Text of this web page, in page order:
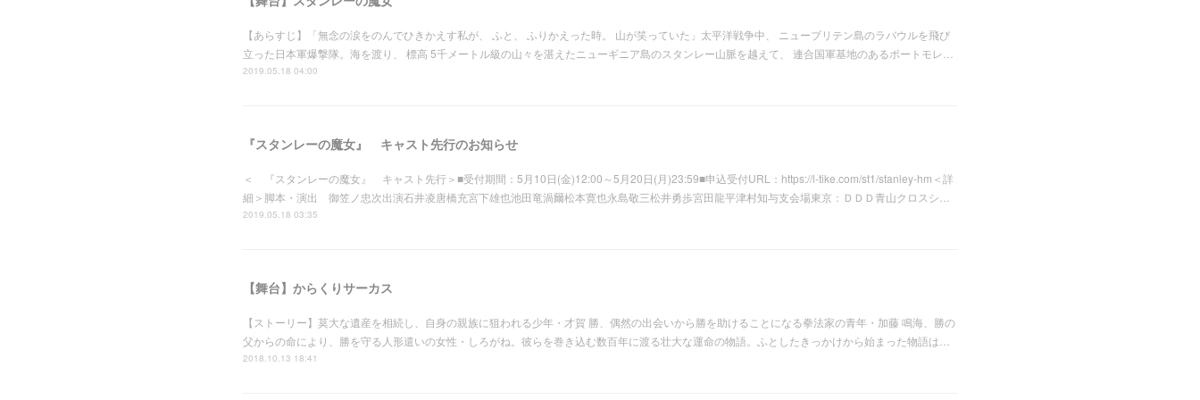
【あらすじ】「無念の涙をのんでひきかえす私が、 ふと、 ふりかえった時。 山が笑っていた」太平洋戦争中、 ニューブリテン島のラバウルを飛び
立った日本軍爆撃隊。海を渡り、 標高 5千メートル級の山々を湛えたニューギニア島のスタンレー山脈を越えて、 連合国軍基地のあるポートモレ…
2019.05.18 04:00
『スタンレーの魔女』 キャスト先行のお知らせ
＜ 『スタンレーの魔女』 キャスト先行＞■受付期間：5月10日(金)12:00～5月20日(月)23:59■申込受付URL：https://l-tike.com/st1/stanley-hm＜詳
細＞脚本・演出 御笠ノ忠次出演石井凌唐橋充宮下雄也池田竜渦爾松本寛也永島敬三松井勇歩宮田龍平津村知与支会場東京：ＤＤＤ青山クロスシ…
2019.05.18 03:35
【舞台】からくりサーカス
【ストーリー】莫大な遺産を相続し、自身の親族に狙われる少年・才賀 勝、偶然の出会いから勝を助けることになる拳法家の青年・加藤 鳴海、勝の
父からの命により、勝を守る人形遣いの女性・しろがね。彼らを巻き込む数百年に渡る壮大な運命の物語。ふとしたきっかけから始まった物語は…
2018.10.13 18:41